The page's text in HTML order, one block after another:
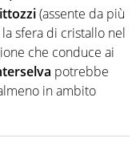
(assente da più
sfera di cristallo nel
che conduce ai
potrebbe
in ambito